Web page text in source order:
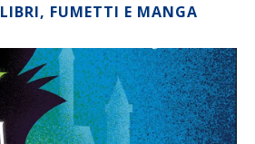
LIBRI, FUMETTI E MANGA